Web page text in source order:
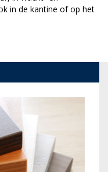
in de kantine of op het